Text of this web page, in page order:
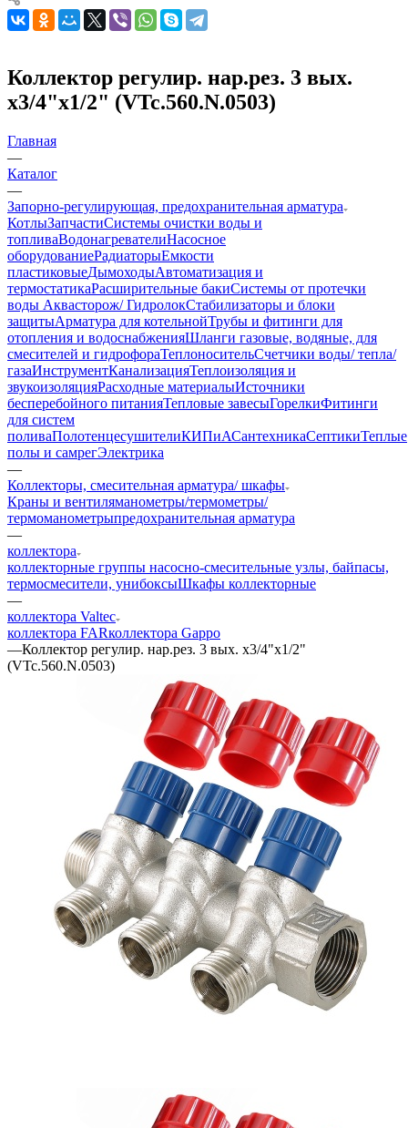
Коллектор регулир. нар.рез. 3 вых.
х3/4"х1/2" (VTc.560.N.0503)
Главная
—
Каталог
—
Запорно-регулирующая, предохранительная арматура
КотлыЗапчастиСистемы очистки воды и
топливаВодонагревателиНасосное
оборудованиеРадиаторыЕмкости
пластиковыеДымоходыАвтоматизация и
термостатикаРасширительные бакиСистемы от протечки
воды Аквасторож/ ГидролокСтабилизаторы и блоки
защитыАрматура для котельнойТрубы и фитинги для
отопления и водоснабженияШланги газовые, водяные, для
смесителей и гидрофораТеплоносительСчетчики воды/ тепла/
газаИнструментКанализацияТеплоизоляция и
звукоизоляцияРасходные материалыИсточники
бесперебойного питанияТепловые завесыГорелкиФитинги
для систем
поливаПолотенцесушителиКИПиАСантехникаСептикиТеплые
полы и самрегЭлектрика
—
Коллекторы, смесительная арматура/ шкафы
Краны и вентиляманометры/термометры/
термоманометрыпредохранительная арматура
—
коллектора
коллекторные группы насосно-смесительные узлы, байпасы,
термосмесители, унибоксыШкафы коллекторные
—
коллектора Valtec
коллектора FARколлектора Gappo
—Коллектор регулир. нар.рез. 3 вых. х3/4"х1/2"
(VTc.560.N.0503)